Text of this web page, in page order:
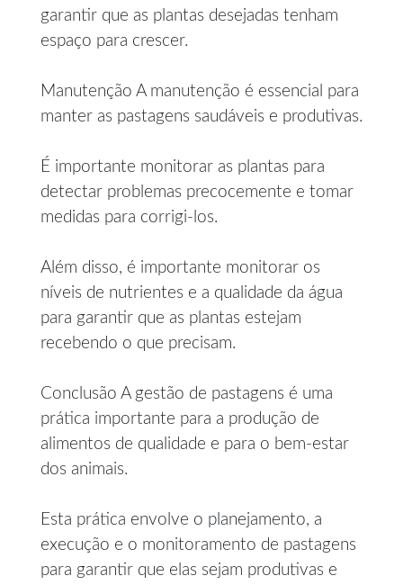
garantir que as plantas desejadas tenham
espaço para crescer.
Manutenção A manutenção é essencial para
manter as pastagens saudáveis e produtivas.
É importante monitorar as plantas para
detectar problemas precocemente e tomar
medidas para corrigi-los.
Além disso, é importante monitorar os
níveis de nutrientes e a qualidade da água
para garantir que as plantas estejam
recebendo o que precisam.
Conclusão A gestão de pastagens é uma
prática importante para a produção de
alimentos de qualidade e para o bem-estar
dos animais.
Esta prática envolve o planejamento, a
execução e o monitoramento de pastagens
para garantir que elas sejam produtivas e